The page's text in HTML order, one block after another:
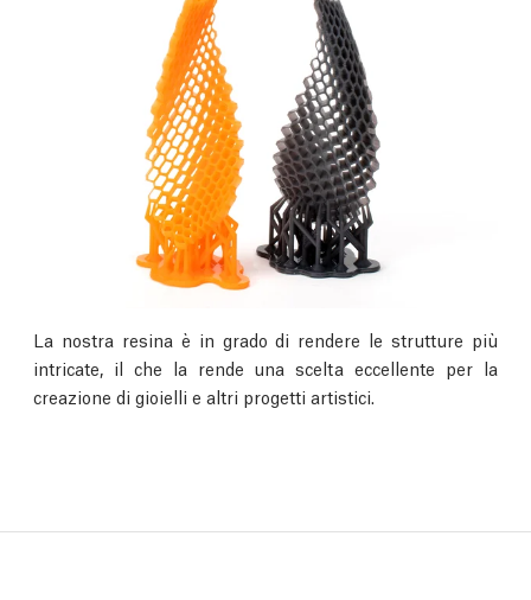
La nostra resina è in grado di rendere le strutture più
intricate, il che la rende una scelta eccellente per la
creazione di gioielli e altri progetti artistici.